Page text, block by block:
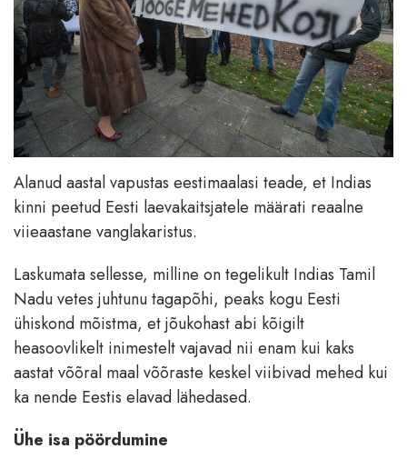
Alanud aastal vapustas eestimaalasi teade, et Indias
kinni peetud Eesti laevakaitsjatele määrati reaalne
viieaastane vanglakaristus.
Laskumata sellesse, milline on tegelikult Indias Tamil
Nadu vetes juhtunu tagapõhi, peaks kogu Eesti
ühiskond mõistma, et jõukohast abi kõigilt
heasoovlikelt inimestelt vajavad nii enam kui kaks
aastat võõral maal võõraste keskel viibivad mehed kui
ka nende Eestis elavad lähedased.
Ühe isa pöördumine